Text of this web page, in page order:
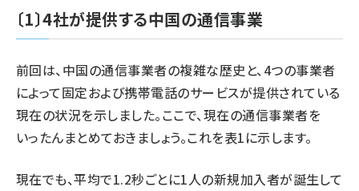
〔1〕4社が提供する中国の通信事業
前回は、中国の通信事業者の複雑な歴史と、4つの事業者
によって固定および携帯電話のサービスが提供されている
現在の状況を示しました。ここで、現在の通信事業者を
いったんまとめておきましょう。これを表1に示します。
現在でも、平均で1.2秒ごとに1人の新規加入者が誕生して